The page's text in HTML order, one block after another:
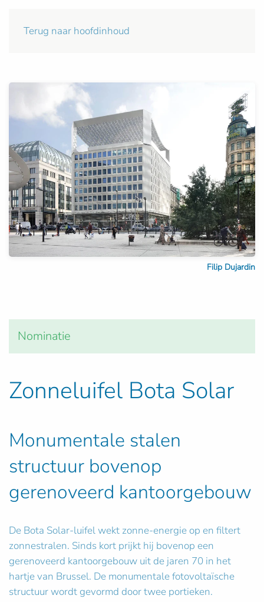
Terug naar hoofdinhoud
Filip Dujardin
Nominatie
Zonneluifel Bota Solar
Monumentale stalen
structuur bovenop
gerenoveerd kantoorgebouw
De Bota Solar-luifel wekt zonne-energie op en filtert
zonnestralen. Sinds kort prijkt hij bovenop een
gerenoveerd kantoorgebouw uit de jaren 70 in het
hartje van Brussel. De monumentale fotovoltaïsche
structuur wordt gevormd door twee portieken.